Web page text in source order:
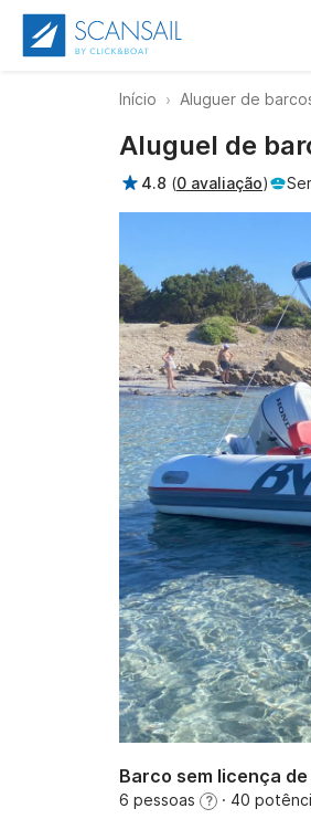
Início Aluguer de
Aluguel de
4.8 (0 avaliação)
Barco sem licença
6 pessoas ? · 40